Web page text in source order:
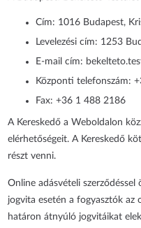
Cím: 1016 Budapest,
Levelezési cím: 1253
E-mail cím:
Központi telefonszám:
Fax: +36 1 488 2186
A Kereskedő a Weboldalon
elérhetőségeit. A Kereskedő
részt venni.
Online adásvételi
jogvita esetén a fogyasztók az
határon átnyúló jogvitáikat